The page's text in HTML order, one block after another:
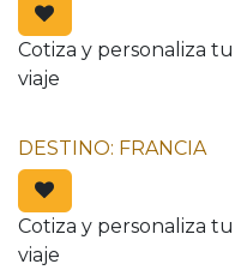
Cotiza y personaliza tu
viaje
DESTINO: FRANCIA
Cotiza y personaliza tu
viaje